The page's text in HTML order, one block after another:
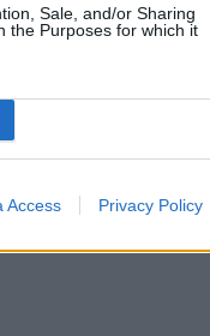
Sale, and/or Sharing
the Purposes for which it
Access Privacy Policy
ΑΘΗΝΩΝ